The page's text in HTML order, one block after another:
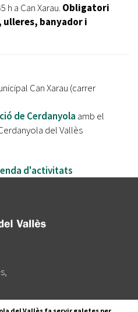
h a Can Xarau. Obligatori
ulleres, banyador i
Can Xarau (carrer
de Cerdanyola amb el
del Vallès
d'activitats